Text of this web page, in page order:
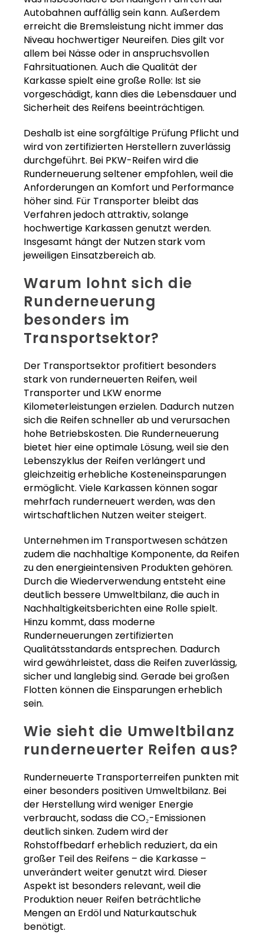
Autobahnen auffällig sein kann. Außerdem
erreicht die Bremsleistung nicht immer das
Niveau hochwertiger Neureifen. Dies gilt vor
allem bei Nässe oder in anspruchsvollen
Fahrsituationen. Auch die Qualität der
Karkasse spielt eine große Rolle: Ist sie
vorgeschädigt, kann dies die Lebensdauer und
Sicherheit des Reifens beeinträchtigen.
Deshalb ist eine sorgfältige Prüfung Pflicht und
wird von zertifizierten Herstellern zuverlässig
durchgeführt. Bei PKW-Reifen wird die
Runderneuerung seltener empfohlen, weil die
Anforderungen an Komfort und Performance
höher sind. Für Transporter bleibt das
Verfahren jedoch attraktiv, solange
hochwertige Karkassen genutzt werden.
Insgesamt hängt der Nutzen stark vom
jeweiligen Einsatzbereich ab.
Warum lohnt sich die
Runderneuerung
besonders im
Transportsektor?
Der Transportsektor profitiert besonders
stark von runderneuerten Reifen, weil
Transporter und LKW enorme
Kilometerleistungen erzielen. Dadurch nutzen
sich die Reifen schneller ab und verursachen
hohe Betriebskosten. Die Runderneuerung
bietet hier eine optimale Lösung, weil sie den
Lebenszyklus der Reifen verlängert und
gleichzeitig erhebliche Kosteneinsparungen
ermöglicht. Viele Karkassen können sogar
mehrfach runderneuert werden, was den
wirtschaftlichen Nutzen weiter steigert.
Unternehmen im Transportwesen schätzen
zudem die nachhaltige Komponente, da Reifen
zu den energieintensiven Produkten gehören.
Durch die Wiederverwendung entsteht eine
deutlich bessere Umweltbilanz, die auch in
Nachhaltigkeitsberichten eine Rolle spielt.
Hinzu kommt, dass moderne
Runderneuerungen zertifizierten
Qualitätsstandards entsprechen. Dadurch
wird gewährleistet, dass die Reifen zuverlässig,
sicher und langlebig sind. Gerade bei großen
Flotten können die Einsparungen erheblich
sein.
Wie sieht die Umweltbilanz
runderneuerter Reifen aus?
Runderneuerte Transporterreifen punkten mit
einer besonders positiven Umweltbilanz. Bei
der Herstellung wird weniger Energie
verbraucht, sodass die CO₂-Emissionen
deutlich sinken. Zudem wird der
Rohstoffbedarf erheblich reduziert, da ein
großer Teil des Reifens – die Karkasse –
unverändert weiter genutzt wird. Dieser
Aspekt ist besonders relevant, weil die
Produktion neuer Reifen beträchtliche
Mengen an Erdöl und Naturkautschuk
benötigt.